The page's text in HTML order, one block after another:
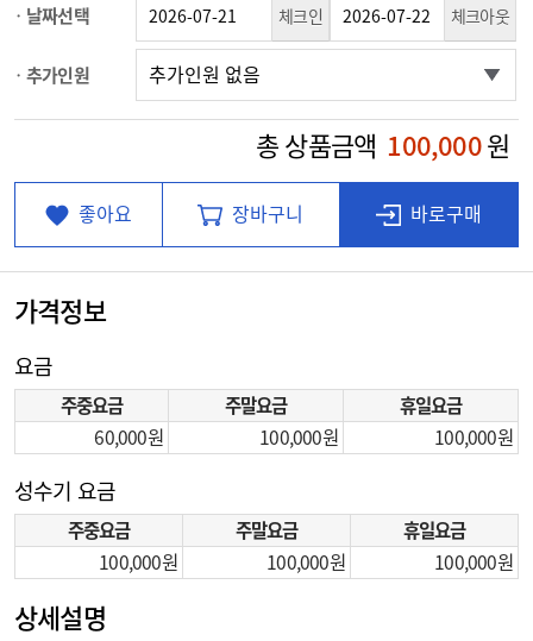
날짜선택 체크인 체크아웃
추가인원
총 상품금액 100,000원
좋아요 장바구니 바로구매
가격정보
요금
주중요금 주말요금
휴일요금
60,000
100,000 100,000
성수기 요금
주중요금 주말요금
휴일요금
100,000
100,000 100,000
상세설명